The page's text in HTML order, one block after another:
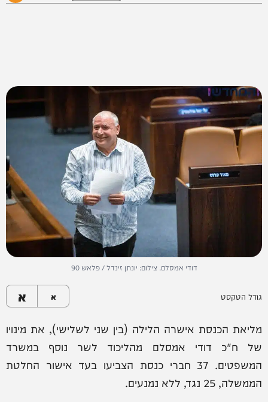
דודי אמסלם. צילום: יונתן זינדל / פלאש 90
גודל הטקסט א א
מליאת הכנסת אישרה הלילה (בין שני לשלישי), את מינויו
של ח"כ דודי אמסלם מהליכוד לשר נוסף במשרד
המשפטים. 37 חברי כנסת הצביעו בעד אישור החלטת
הממשלה, 25 נגד, ללא נמנעים.